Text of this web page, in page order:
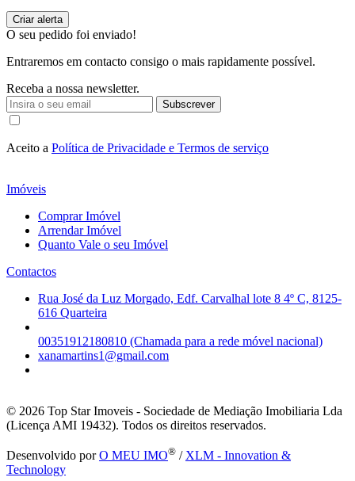
O seu pedido foi enviado!
Entraremos em contacto consigo o mais rapidamente possível.
Receba a nossa newsletter.
Subscrever
Aceito a Política de Privacidade e Termos de serviço
Imóveis
Comprar Imóvel
Arrendar Imóvel
Quanto Vale o seu Imóvel
Contactos
Rua José da Luz Morgado, Edf. Carvalhal lote 8 4º C, 8125-
616 Quarteira
00351912180810 (Chamada para a rede móvel nacional)
xanamartins1@gmail.com
© 2026 Top Star Imoveis - Sociedade de Mediação Imobiliaria Lda
(Licença AMI 19432). Todos os direitos reservados.
Desenvolvido porO MEU IMO® / XLM - Innovation &
Technology